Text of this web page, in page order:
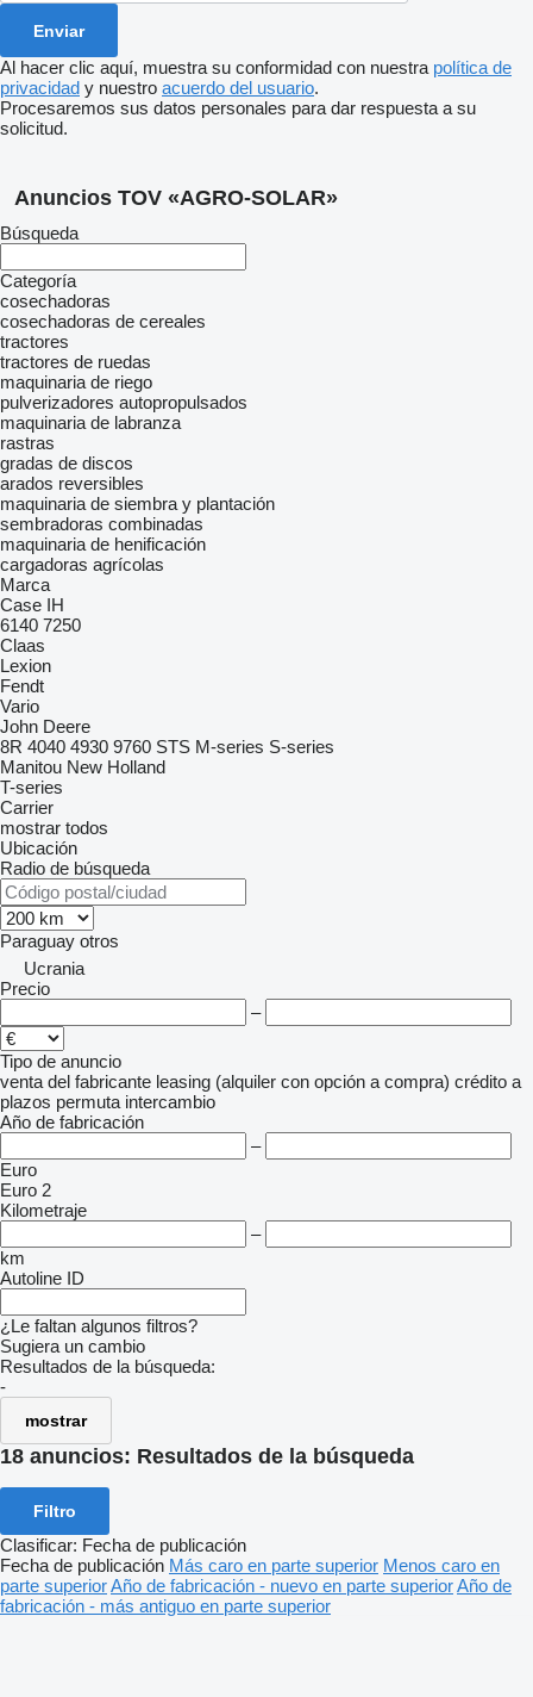
Al hacer clic aquí, muestra su conformidad con nuestra política de
privacidad y nuestro acuerdo del usuario.
Procesaremos sus datos personales para dar respuesta a su
solicitud.
Anuncios TOV «AGRO-SOLAR»
Búsqueda
Categoría
cosechadoras
cosechadoras de cereales
tractores
tractores de ruedas
maquinaria de riego
pulverizadores autopropulsados
maquinaria de labranza
rastras
gradas de discos
arados reversibles
maquinaria de siembra y plantación
sembradoras combinadas
maquinaria de henificación
cargadoras agrícolas
Marca
Case IH
6140 7250
Claas
Lexion
Fendt
Vario
John Deere
8R 4040 4930 9760 STS M-series S-series
Manitou New Holland
T-series
Carrier
mostrar todos
Ubicación
Radio de búsqueda
Paraguay otros
Ucrania
Precio
–
Tipo de anuncio
venta del fabricante leasing (alquiler con opción a compra) crédito a
plazos permuta intercambio
Año de fabricación
–
Euro
Euro 2
Kilometraje
–
km
Autoline ID
¿Le faltan algunos filtros?
Sugiera un cambio
Resultados de la búsqueda:
-
mostrar
18 anuncios: Resultados de la búsqueda
Filtro
Clasificar: Fecha de publicación
Fecha de publicación Más caro en parte superior Menos caro en
parte superiorAño de fabricación - nuevo en parte superiorAño de
fabricación - más antiguo en parte superior